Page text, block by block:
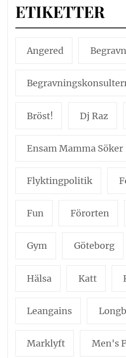
ETIKETTER
Angered
Bröst! Dj Raz
Ensam Mamma Söker
Flyktingpolitik
Fun Förorten
Gym Göteborg
Hälsa Katt
Leangains
Marklyft Men's